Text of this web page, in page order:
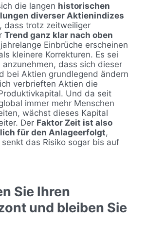
die langen historischen
diverser Aktienindizes
dass trotz zeitweiliger
Trend ganz klar nach oben
Einbrüche erscheinen
kleinere Korrekturen. Es sei
anzunehmen, dass sich dieser
bei Aktien grundlegend ändern
verbrieften Aktien die
Und da seit
immer mehr Menschen
wächst dieses Kapital
Der Faktor Zeit ist also
für den Anlageerfolgt,
das Risiko sogar bis auf
Sie Ihren
und bleiben Sie